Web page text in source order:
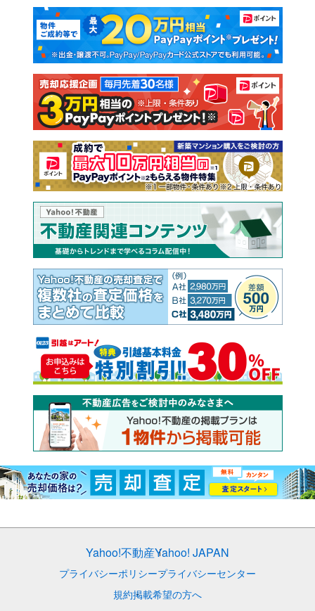
新築マンション 中古マンション
新築一戸建て 中古一戸建て
注文住宅 土地
売却査定
マンションカタログ 教えて！住まいの先生
Yahoo!不動産Yahoo! JAPAN
プライバシーポリシープライバシーセンター
規約掲載希望の方へ